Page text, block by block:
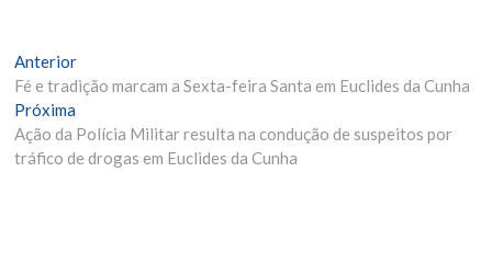
Navegação
de
Post
AnteriorMatéria
Anterior:
Fé e tradição marcam a Sexta-feira Santa em Euclides da Cunha
Próxima
Materia:
Ação da Polícia Militar resulta na condução de suspeitos por
tráfico de drogas em Euclides da Cunha